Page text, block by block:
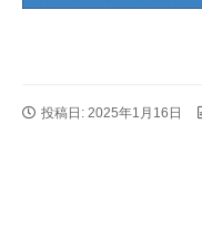
投稿日: 2025年1月16日